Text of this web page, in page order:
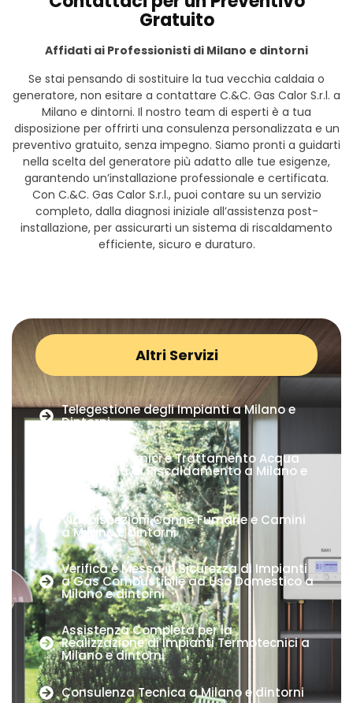
Gratuito
Affidati ai Professionisti di Milano e dintorni
Se stai pensando di sostituire la tua vecchia caldaia o
generatore, non esitare a contattare C.&C. Gas Calor S.r.l. a
Milano e dintorni. Il nostro team di esperti è a tua
disposizione per offrirti una consulenza personalizzata e un
preventivo gratuito, senza impegno. Siamo pronti a guidarti
nella scelta del generatore più adatto alle tue esigenze,
garantendo un’installazione professionale e certificata.
Con C.&C. Gas Calor S.r.l., puoi contare su un servizio
completo, dalla diagnosi iniziale all’assistenza post-
installazione, per assicurarti un sistema di riscaldamento
efficiente, sicuro e duraturo.
Altri Servizi
Telegestione degli Impianti a Milano e
Dintorni
Lavaggi Chimici e Trattamento Acqua
di Impianti di Riscaldamento a Milano e
dintorni
Videoispezioni Canne Fumarie e Camini
a Milano e dintorni
Verifica e Messa in Sicurezza di Impianti
a Gas Combustibile ad Uso Domestico a
Milano e dintorni
Assistenza Completa per la
Realizzazione di Impianti Termotecnici a
Milano e dintorni
Consulenza Tecnica a Milano e dintorni